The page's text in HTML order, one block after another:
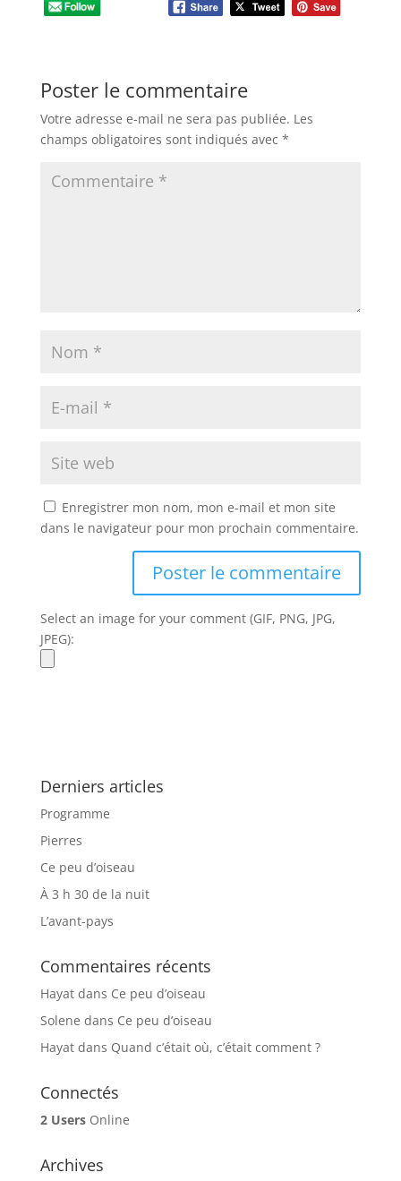
Poster le commentaire
Votre adresse e-mail ne sera pas publiée. Les
champs obligatoires sont indiqués avec *
Enregistrer mon nom, mon e-mail et mon site
dans le navigateur pour mon prochain commentaire.
Select an image for your comment (GIF, PNG, JPG,
JPEG):
Derniers articles
Programme
Pierres
Ce peu d’oiseau
À 3 h 30 de la nuit
L’avant-pays
Commentaires récents
Hayatdans Ce peu d’oiseau
Solene dans Ce peu d’oiseau
Hayatdans Quand c’était où, c’était comment ?
Connectés
2 UsersOnline
Archives